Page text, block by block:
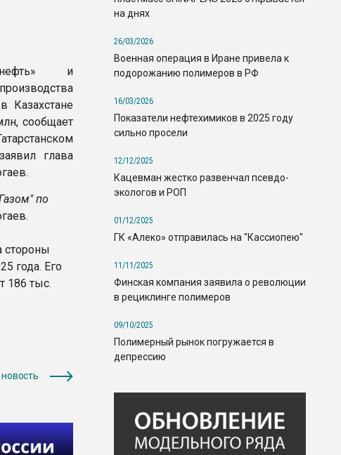
и
Казахстане
сообщает
глава
по
стороны
года. Его
186 тыс.
на днях
26/03/2026
Военная операция в Иране привела к
подорожанию полимеров в РФ
16/03/2026
Показатели нефтехимиков в 2025 году
сильно просели
12/12/2025
Кацевман жестко развенчал псевдо-
экологов и РОП
01/12/2025
ГК «Алеко» отправилась на "Кассиопею"
11/11/2025
Финская компания заявила о революции
в рециклинге полимеров
09/10/2025
Полимерный рынок погружается в
депрессию